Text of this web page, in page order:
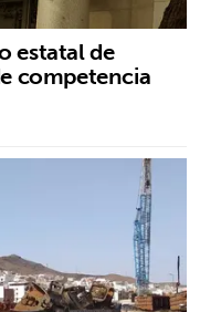
estatal de
competencia